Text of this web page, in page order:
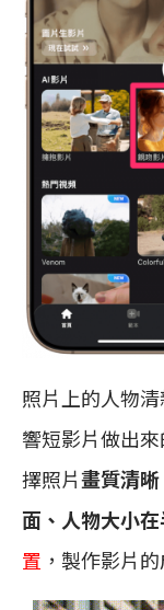
照片上的人物
響短影片做出
擇照片畫質清
面、人物大小
置 ，製作影片